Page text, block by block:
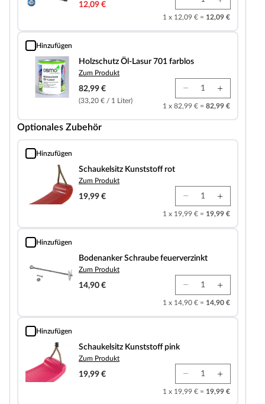
12,09 €
1 x 12,09 € = 12,09 €
Hinzufügen
Holzschutz Öl-Lasur 701 farblos
Holzschutz Öl-Lasur 701 farblos
Zum Produkt
82,99 €
(33,20 € / 1 Liter)
1 x 82,99 € = 82,99 €
Optionales Zubehör
Hinzufügen
Schaukelsitz Kunststoff rot
Schaukelsitz Kunststoff rot
Zum Produkt
19,99 €
1 x 19,99 € = 19,99 €
Hinzufügen
Bodenanker Schraube feuerverzinkt
Bodenanker Schraube feuerverzinkt
Zum Produkt
14,90 €
1 x 14,90 € = 14,90 €
Hinzufügen
Schaukelsitz Kunststoff pink
Schaukelsitz Kunststoff pink
Zum Produkt
19,99 €
1 x 19,99 € = 19,99 €